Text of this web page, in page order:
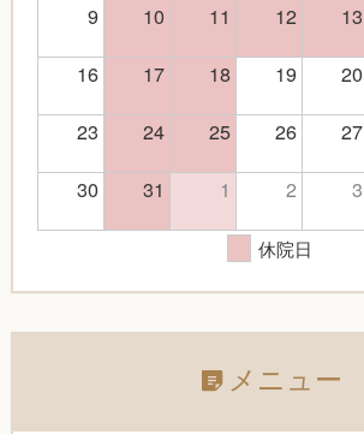
9
10 11 12 13
16
17 18 19 20
23
24 25 26 27
30
31 1 2 3
休院日
メニュー